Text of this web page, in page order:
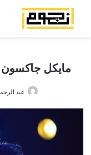
مايكل جاكسون
عبد